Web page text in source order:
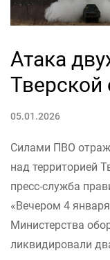
Атака
Тверской
05.01.2026
Силами ПВО
над территорией
пресс-служба
«Вечером 4
Министерства
ликвидировали